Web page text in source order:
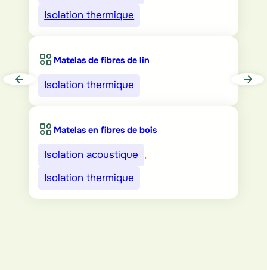
Isolation thermique
Matelas de fibres de lin
Isolation thermique
Matelas en fibres de bois
Isolation acoustique ,
Isolation thermique